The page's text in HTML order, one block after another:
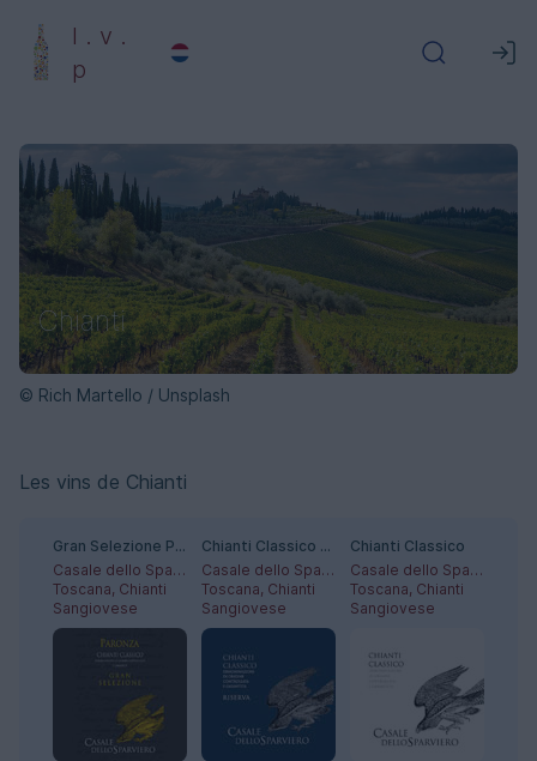
l . v .
p
Chianti
© Rich Martello / Unsplash
Les vins de Chianti
Gran Selezione Paronza
Casale dello Sparviero
Toscana, Chianti
Sangiovese
Chianti Classico Riserva
Casale dello Sparviero
Toscana, Chianti
Sangiovese
Chianti Classico
Casale dello Sparviero
Toscana, Chianti
Sangiovese